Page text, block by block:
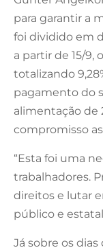
para garantir a
foi dividido em
a partir de 15/9,
totalizando
pagamento do
alimentação de
compromisso
“Esta foi uma
trabalhadores.
direitos e lutar
público e
Já sobre os